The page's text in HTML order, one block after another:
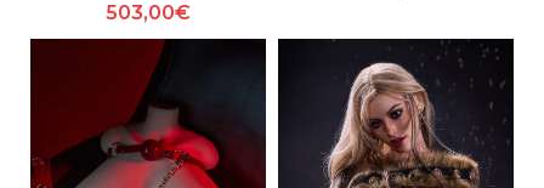
503,00€